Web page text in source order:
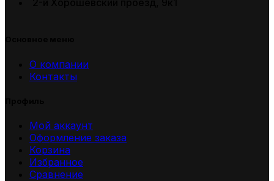
О компании
Контакты
Мой аккаунт
Оформление заказа
Корзина
Избранное
Сравнение